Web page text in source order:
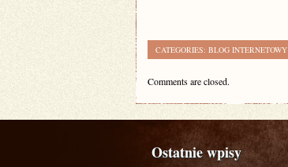
CATEGORIES: BLOG INTERNETOWY
Comments are closed.
Ostatnie wpisy